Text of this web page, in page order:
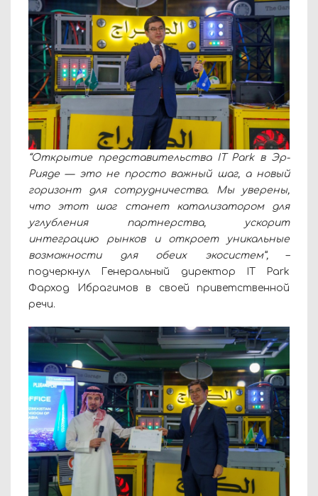
“Открытие представительства IT Park в Эр-
Рияде — это не просто важный шаг, а новый
горизонт для сотрудничества. Мы уверены,
что этот шаг станет катализатором для
углубления партнерства, ускорит
интеграцию рынков и откроет уникальные
возможности для обеих экосистем”,–
подчеркнул Генеральный директор IT Park
Фарход Ибрагимов в своей приветственной
речи.